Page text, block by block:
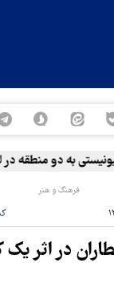
به دو منطقه در
فرهنگ و هنر
در اثر یک